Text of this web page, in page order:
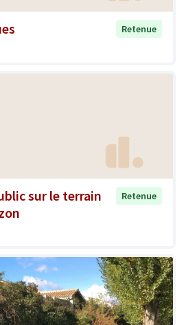
Retenue
sur le terrain
Retenue